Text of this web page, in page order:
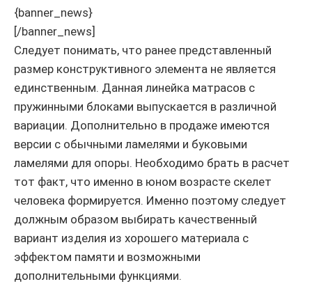
{banner_news}
[/banner_news]
Следует понимать, что ранее представленный
размер конструктивного элемента не является
единственным. Данная линейка матрасов с
пружинными блоками выпускается в различной
вариации. Дополнительно в продаже имеются
версии с обычными ламелями и буковыми
ламелями для опоры. Необходимо брать в расчет
тот факт, что именно в юном возрасте скелет
человека формируется. Именно поэтому следует
должным образом выбирать качественный
вариант изделия из хорошего материала с
эффектом памяти и возможными
дополнительными функциями.